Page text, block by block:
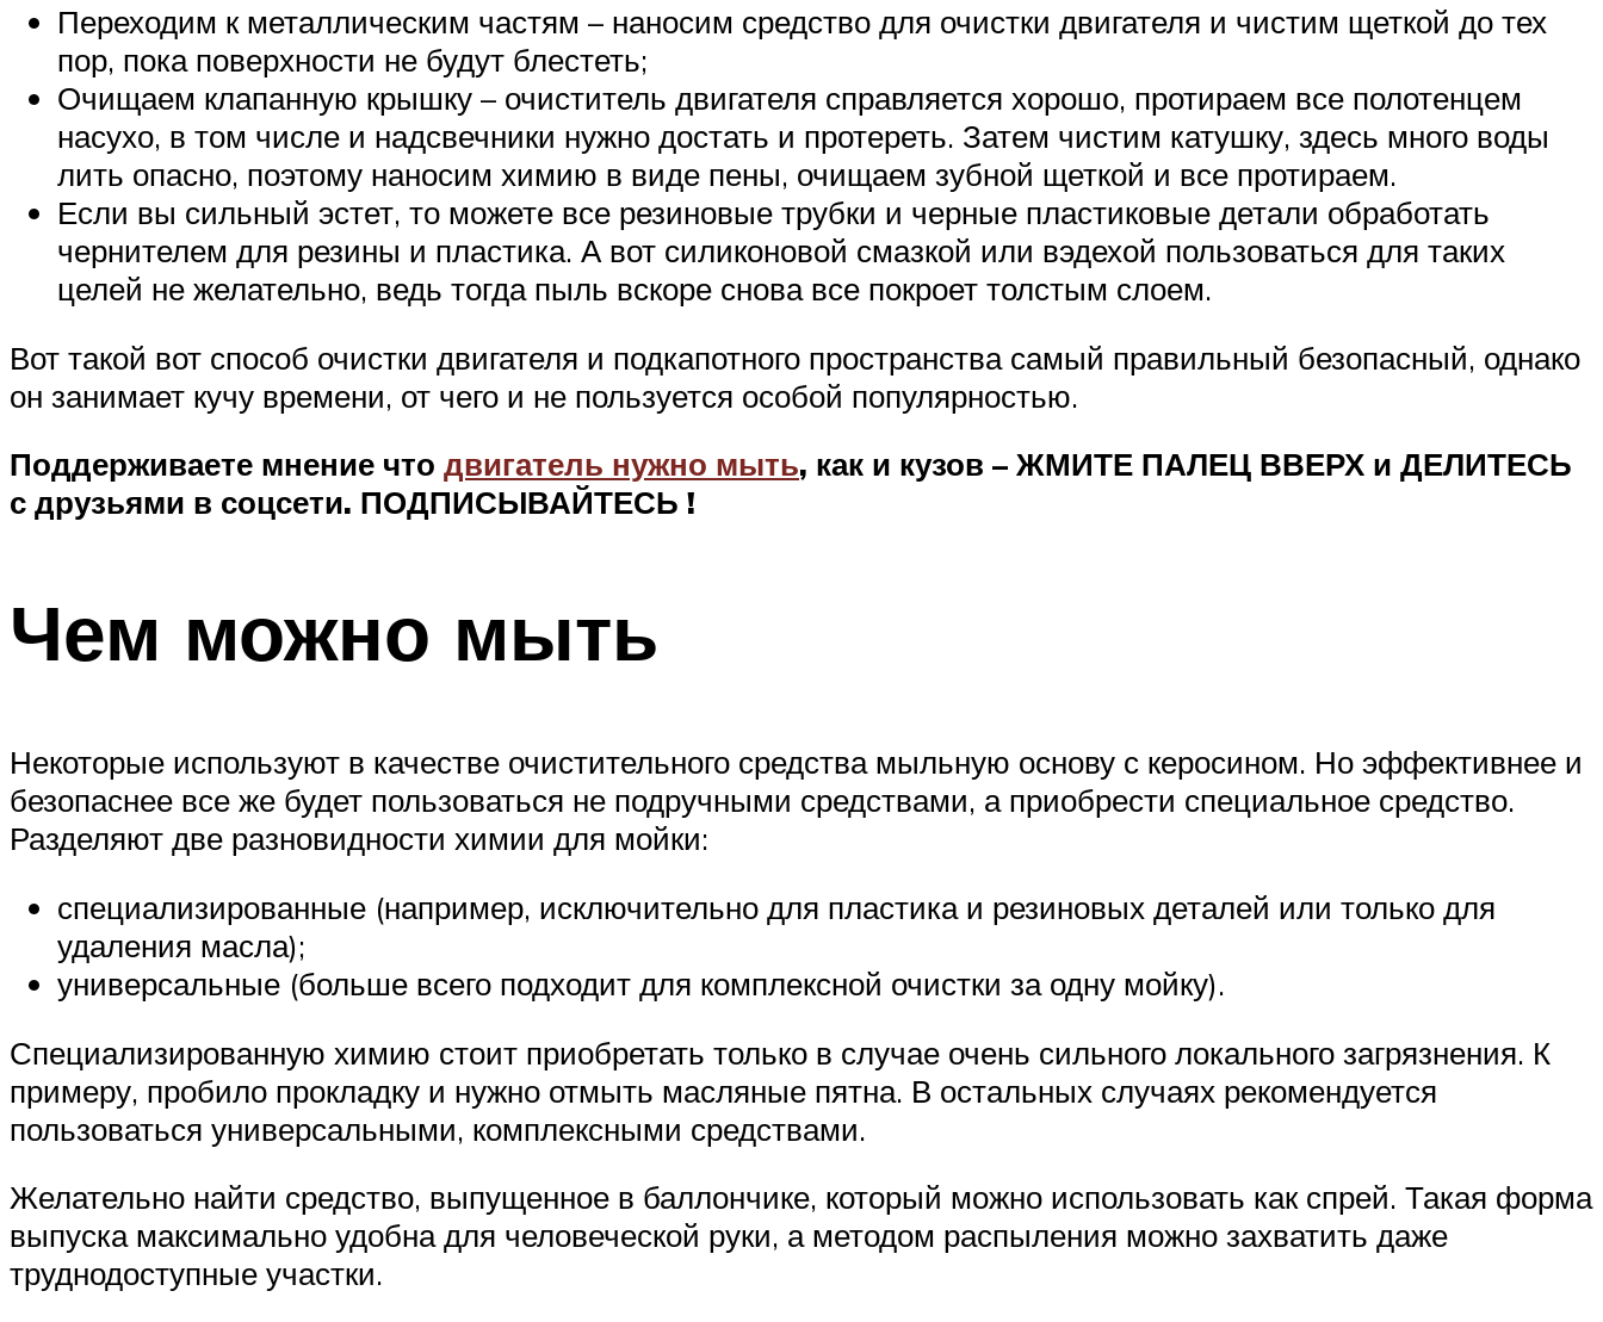
Переходим к металлическим частям – наносим средство для очистки двигателя и чистим щеткой до тех
пор, пока поверхности не будут блестеть;
Очищаем клапанную крышку – очиститель двигателя справляется хорошо, протираем все полотенцем
насухо, в том числе и надсвечники нужно достать и протереть. Затем чистим катушку, здесь много воды
лить опасно, поэтому наносим химию в виде пены, очищаем зубной щеткой и все протираем.
Если вы сильный эстет, то можете все резиновые трубки и черные пластиковые детали обработать
чернителем для резины и пластика. А вот силиконовой смазкой или вэдехой пользоваться для таких
целей не желательно, ведь тогда пыль вскоре снова все покроет толстым слоем.
Вот такой вот способ очистки двигателя и подкапотного пространства самый правильный безопасный, однако
он занимает кучу времени, от чего и не пользуется особой популярностью.
Поддерживаете мнение что двигатель нужно мыть, как и кузов – ЖМИТЕ ПАЛЕЦ ВВЕРХ и ДЕЛИТЕСЬ
с друзьями в соцсети. ПОДПИСЫВАЙТЕСЬ !
Чем можно мыть
Некоторые используют в качестве очистительного средства мыльную основу с керосином. Но эффективнее и
безопаснее все же будет пользоваться не подручными средствами, а приобрести специальное средство.
Разделяют две разновидности химии для мойки:
специализированные (например, исключительно для пластика и резиновых деталей или только для
удаления масла);
универсальные (больше всего подходит для комплексной очистки за одну мойку).
Специализированную химию стоит приобретать только в случае очень сильного локального загрязнения. К
примеру, пробило прокладку и нужно отмыть масляные пятна. В остальных случаях рекомендуется
пользоваться универсальными, комплексными средствами.
Желательно найти средство, выпущенное в баллончике, который можно использовать как спрей. Такая форма
выпуска максимально удобна для человеческой руки, а методом распыления можно захватить даже
труднодоступные участки.